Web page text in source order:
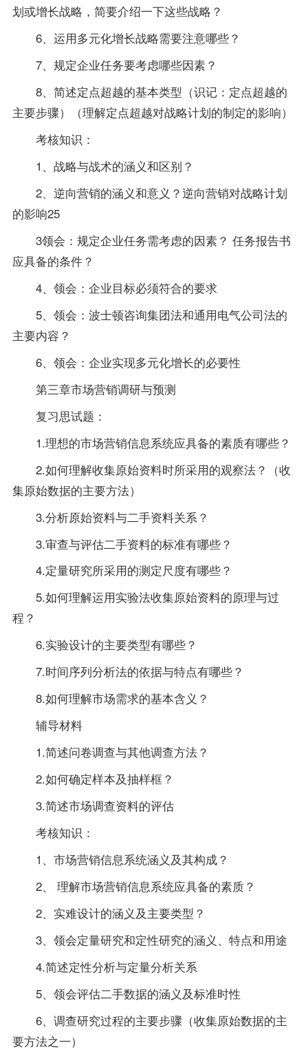
划或增长战略，简要介绍一下这些战略？
6、运用多元化增长战略需要注意哪些？
7、规定企业任务要考虑哪些因素？
8、简述定点超越的基本类型（识记：定点超越的
主要步骤）（理解定点超越对战略计划的制定的影响）
考核知识：
1、战略与战术的涵义和区别？
2、逆向营销的涵义和意义？逆向营销对战略计划
的影响25
3领会：规定企业任务需考虑的因素？ 任务报告书
应具备的条件？
4、领会：企业目标必须符合的要求
5、领会：波士顿咨询集团法和通用电气公司法的
主要内容？
6、领会：企业实现多元化增长的必要性
第三章市场营销调研与预测
复习思试题：
1.理想的市场营销信息系统应具备的素质有哪些？
2.如何理解收集原始资料时所采用的观察法？（收
集原始数据的主要方法）
3.分析原始资料与二手资料关系？
3.审查与评估二手资料的标准有哪些？
4.定量研究所采用的测定尺度有哪些？
5.如何理解运用实验法收集原始资料的原理与过
程？
6.实验设计的主要类型有哪些？
7.时间序列分析法的依据与特点有哪些？
8.如何理解市场需求的基本含义？
辅导材料
1.简述问卷调查与其他调查方法？
2.如何确定样本及抽样框？
3.简述市场调查资料的评估
考核知识：
1、市场营销信息系统涵义及其构成？
2、 理解市场营销信息系统应具备的素质？
2、实难设计的涵义及主要类型？
3、领会定量研究和定性研究的涵义、特点和用途
4.简述定性分析与定量分析关系
5、领会评估二手数据的涵义及标准时性
6、调查研究过程的主要步骤（收集原始数据的主
要方法之一）